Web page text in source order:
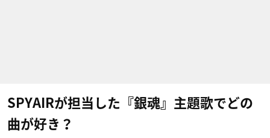
SPYAIRが担当した『銀魂』主題歌でどの
曲が好き？